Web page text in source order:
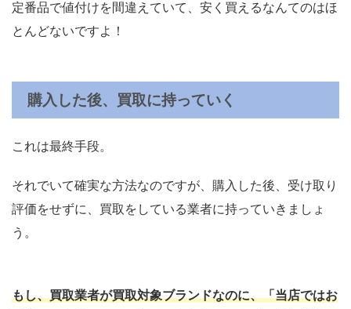
定番品で値付けを間違えていて、安く買えるなんてのはほ
とんどないですよ！
購入した後、買取に持っていく
これは最終手段。
それでいて確実な方法なのですが、購入した後、受け取り
評価をせずに、買取をしている業者に持っていきましょ
う。
もし、買取業者が買取対象ブランドなのに、「当店ではお